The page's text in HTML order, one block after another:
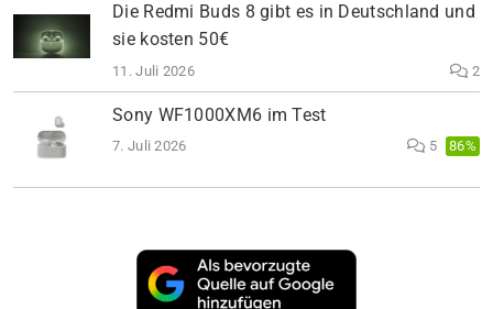
Die Redmi Buds 8 gibt es in Deutschland und
sie kosten 50€
11. Juli 2026 2
Sony WF1000XM6 im Test
7. Juli 2026 5 86%